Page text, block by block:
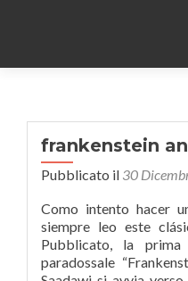
frankenstein
Pubblicato il 30
Como intento hacer
siempre leo este
Pubblicato, la
paradossale